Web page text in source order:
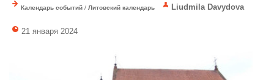
Календарь событий / Литовский календарь Liudmila Davydova
21 января 2024